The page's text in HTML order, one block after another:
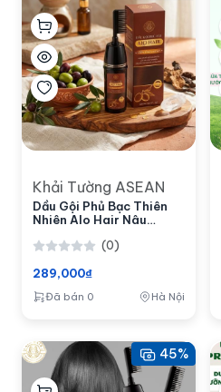
Khải Tường ASEAN
Dầu Gội Phủ Bạc Thiên
Nhiên Alo Hair Nâu
(0)
289,000₫
Đã bán 0 Hà Nội
45%